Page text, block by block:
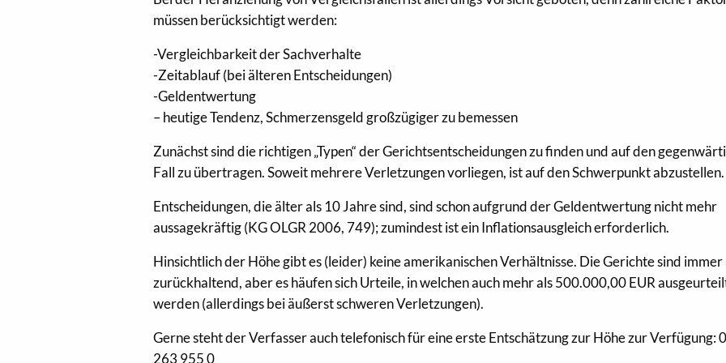
müssen berücksichtigt werden:
-Vergleichbarkeit der Sachverhalte
-Zeitablauf (bei älteren Entscheidungen)
-Geldentwertung
– heutige Tendenz, Schmerzensgeld großzügiger zu bemessen
Zunächst sind die richtigen „Typen“ der Gerichtsentscheidungen zu finden und auf den
Fall zu übertragen. Soweit mehrere Verletzungen vorliegen, ist auf den Schwerpunkt abzustellen.
Entscheidungen, die älter als 10 Jahre sind, sind schon aufgrund der Geldentwertung nicht mehr
aussagekräftig (KG OLGR 2006, 749); zumindest ist ein Inflationsausgleich erforderlich.
Hinsichtlich der Höhe gibt es (leider) keine amerikanischen Verhältnisse. Die Gerichte sind immer
zurückhaltend, aber es häufen sich Urteile, in welchen auch mehr als 500.000,00 EUR
werden (allerdings bei äußerst schweren Verletzungen).
Gerne steht der Verfasser auch telefonisch für eine erste Entschätzung zur Höhe zur Verfügung:
263 955 0